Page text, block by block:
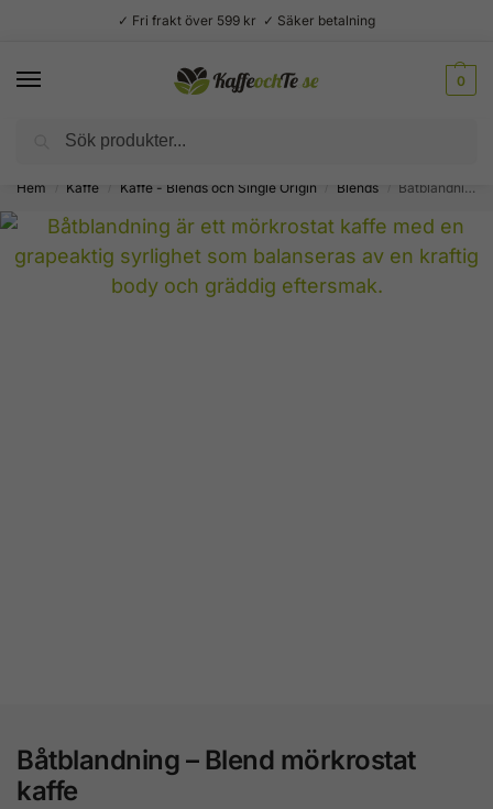
✓ Fri frakt över 599 kr ✓ Säker betalning
0
Välsmakande vardagslyx –
Hem / Kaffe / Kaffe - Blends och Single Origin / Blends / Båtblandning – Blend mörkrostat kaffe
Båtblandning – Blend mörkrostat
kaffe